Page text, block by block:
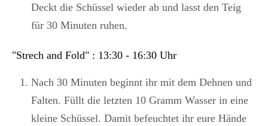
Deckt die Schüssel wieder ab und lasst den Teig
für 30 Minuten ruhen.
"Strech and Fold" : 13:30 - 16:30 Uhr
Nach 30 Minuten beginnt ihr mit dem Dehnen und
Falten. Füllt die letzten 10 Gramm Wasser in eine
kleine Schüssel. Damit befeuchtet ihr eure Hände